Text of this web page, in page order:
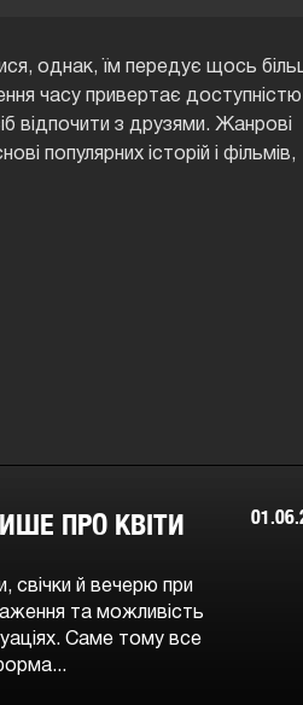
однак, їм передує щось
часу привертає доступністю і
відпочити з друзями. Жанрові
популярних історій і фільмів,
ПРО КВІТИ
свічки й вечерю при
та можливість
Саме тому все